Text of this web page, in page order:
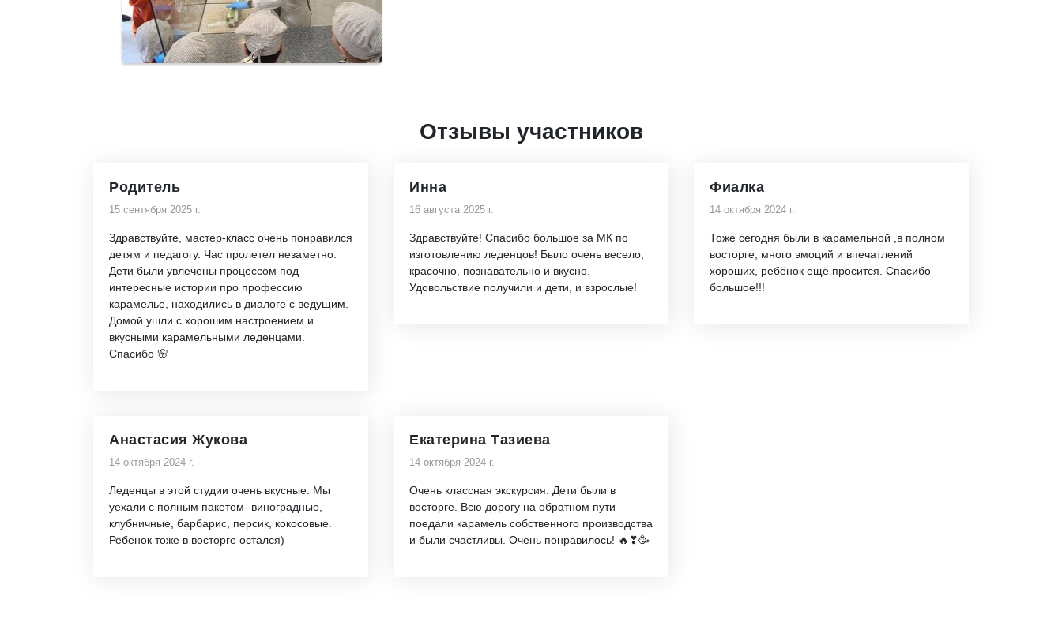
Отзывы участников
Родитель
15 сентября 2025 г.
Здравствуйте, мастер-класс очень понравился
детям и педагогу. Час пролетел незаметно.
Дети были увлечены процессом под
интересные истории про профессию
карамелье, находились в диалоге с ведущим.
Домой ушли с хорошим настроением и
вкусными карамельными леденцами.
Спасибо 🌸
Инна
16 августа 2025 г.
Здравствуйте! Спасибо большое за МК по
изготовлению леденцов! Было очень весело,
красочно, познавательно и вкусно.
Удовольствие получили и дети, и взрослые!
Фиалка
14 октября 2024 г.
Тоже сегодня были в карамельной ,в полном
восторге, много эмоций и впечатлений
хороших, ребёнок ещё просится. Спасибо
большое!!!
Анастасия Жукова
14 октября 2024 г.
Леденцы в этой студии очень вкусные. Мы
уехали с полным пакетом- виноградные,
клубничные, барбарис, персик, кокосовые.
Ребенок тоже в восторге остался)
Екатерина Тазиева
14 октября 2024 г.
Очень классная экскурсия. Дети были в
восторге. Всю дорогу на обратном пути
поедали карамель собственного производства
и были счастливы. Очень понравилось! 🔥❣🥳